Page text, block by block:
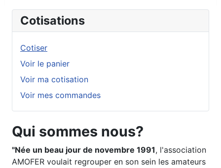
Cotisations
Cotiser
Voir le panier
Voir ma cotisation
Voir mes commandes
Qui sommes nous?
"Née un beau jour de novembre 1991, l'association
AMOFER voulait regrouper en son sein les amateurs